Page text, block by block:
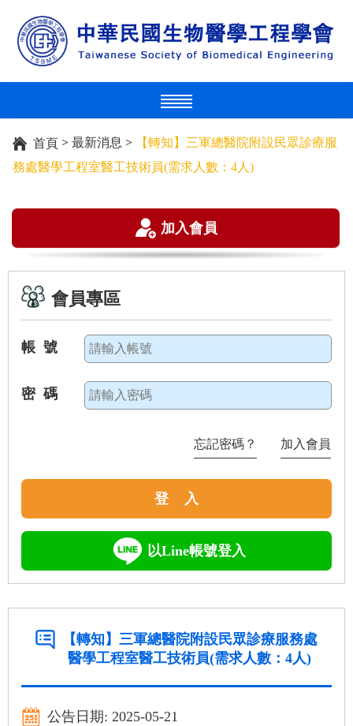
首頁 > 最新消息 >
【轉知】三軍總醫院附設民眾診療服
務處醫學工程室醫工技術員(需求人數：4人)
加入會員
會員專區
帳 號
密 碼
忘記密碼？ 加入會員
登 入
以Line帳號登入
【轉知】三軍總醫院附設民眾診療服務處
醫學工程室醫工技術員(需求人數：4人)
公告日期: 2025-05-21